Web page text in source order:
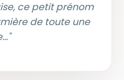
ce petit prénom
de toute une